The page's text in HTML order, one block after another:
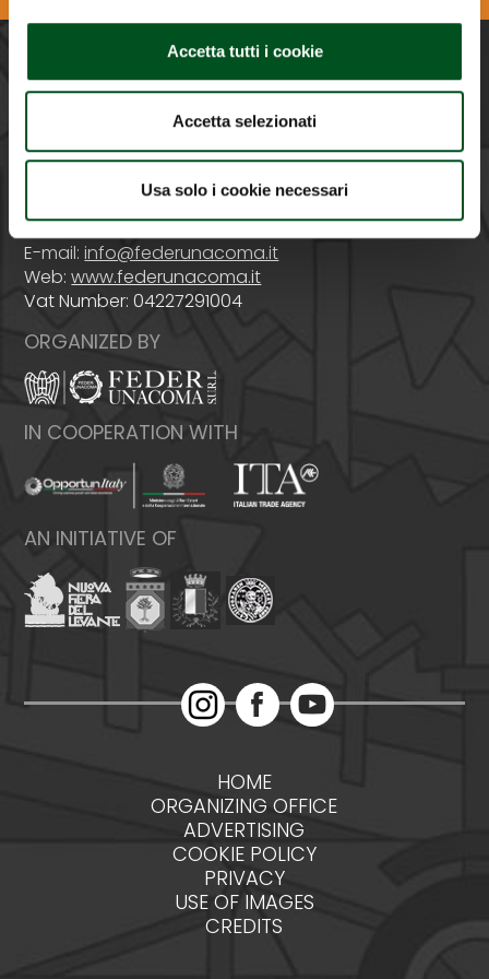
Accetta tutti i cookie
Accetta selezionati
Usa solo i cookie necessari
PROMOTED BY
Italy - 00159 Roma - Via Venafro, 5
Phone: +39 06432981 - Fax: +39 064076370
E-mail:info@federunacoma.it
Web:www.federunacoma.it
Vat Number: 04227291004
ORGANIZED BY
IN COOPERATION WITH
AN INITIATIVE OF
HOME
ORGANIZING OFFICE
ADVERTISING
COOKIE POLICY
PRIVACY
USE OF IMAGES
CREDITS